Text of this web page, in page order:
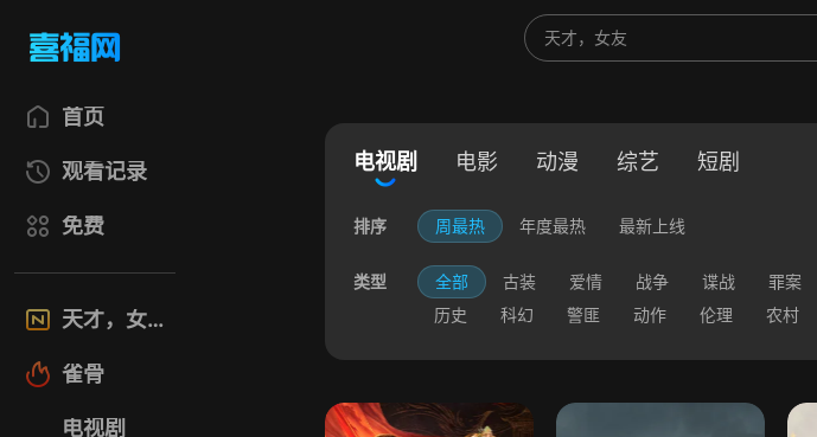
首页
观看记录
免费
天才，女友
雀骨
电视剧
电视剧 电影 动漫 综艺 短剧
排序 周最热 年度最热 最新上线
类型 全部 古装 爱情 战争 谍战 罪案
历史
科幻 警匪 动作 伦理 农村